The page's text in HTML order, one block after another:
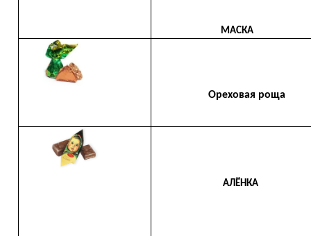
МАСКА
Ореховая роща
АЛЁНКА